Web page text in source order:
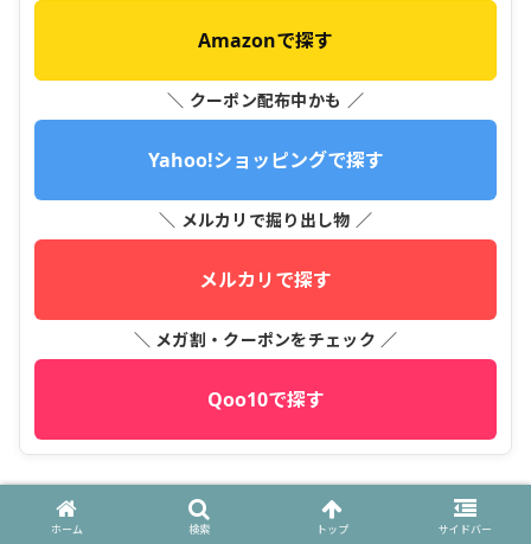
Amazonで探す
＼ クーポン配布中かも ／
Yahoo!ショッピングで探す
＼ メルカリで掘り出し物 ／
メルカリで探す
＼ メガ割・クーポンをチェック ／
Qoo10で探す
ホーム 検索 トップ サイドバー